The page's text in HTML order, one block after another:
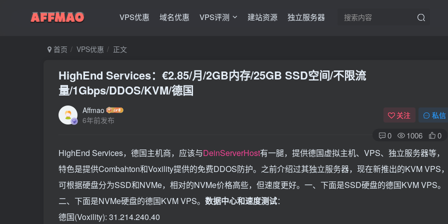
VPS优惠 域名优惠 VPS评测 建站资源 独立服务器
首页 VPS优惠 正文
HighEnd Services：€2.85/月/2GB内存/25GB SSD空间/不限流
量/1Gbps/DDOS/KVM/德国
Affmao
6年前发布
关注 私信
0 1006 0
HighEnd Services，德国主机商，应该与DeinServerHost有一腿，提供德国虚拟主机、VPS、独立服务器等，
特色是提供Combahton和Voxility提供的免费DDOS防护。之前介绍过其独立服务器，现在新推出的KVM VPS
可根据硬盘分为SSD和NVMe，相对的NVMe价格高些，但速度更好。一、下面是SSD硬盘的德国KVM VPS。
二、下面是NVMe硬盘的德国KVM VPS。 数据中心和速度测试：
德国(Voxility): 31.214.240.40